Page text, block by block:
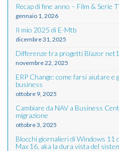
Recap di fine anno – Film & Serie
gennaio 1, 2026
Il mio 2025 di E-Mtb
dicembre 31, 2025
Differenze tra progetti Blazor
novembre 22, 2025
ERP Change: come farsi aiutare e
business
ottobre 9, 2025
Cambiare da NAV a Business
migrazione
ottobre 3, 2025
Blocchi giornalieri di Windows 11
Max 16, aka la dura vista del